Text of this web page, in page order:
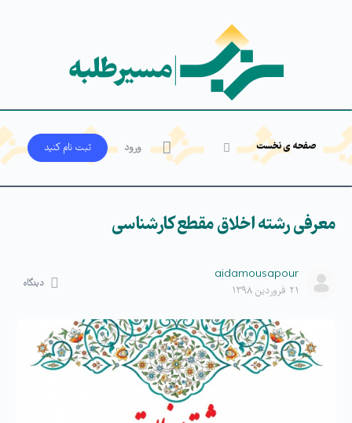
صفحه ی نخست ورود ثبت‌ نام کنید
معرفی رشته اخلاق مقطع کارشناسی
aidamousapour
۲۱ فروردین ۱۳۹۸
دیدگاه